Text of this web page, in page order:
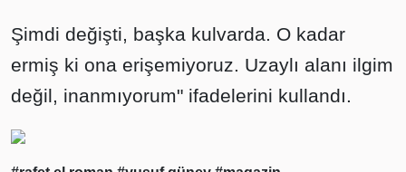
Şimdi değişti, başka kulvarda. O kadar
ermiş ki ona erişemiyoruz. Uzaylı alanı ilgim
değil, inanmıyorum" ifadelerini kullandı.